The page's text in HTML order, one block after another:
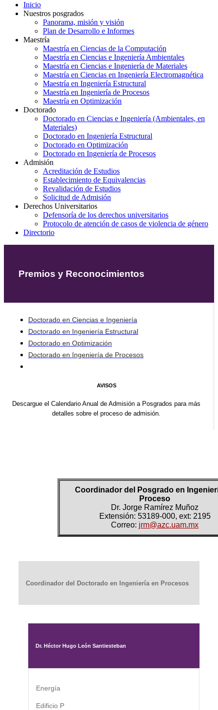
Inicio
Nuestros posgrados
Panorama, misión y visión
Plan de Desarrollo e Informes
Maestría
Maestría en Ciencias de la Computación
Maestría en Ciencias e Ingeniería Ambientales
Maestría en Ciencias e Ingeniería de Materiales
Maestría en Ciencias en Ingeniería Electromagnética
Maestría en Ingeniería Estructural
Maestría en Ingeniería de Procesos
Maestría en Optimización
Doctorado
Doctorado en Ciencias e Ingeniería (Ambientales, en
Materiales)
Doctorado en Ingeniería Estructural
Doctorado en Optimización
Doctorado en Ingeniería de Procesos
Admisión
Acreditación de Estudios
Establecimiento de Equivalencias
Revalidación de Estudios
Solicitud de Admisión
Derechos Universitarios
Defensoría de los derechos universitarios
Protocolo de atención de casos de violencia de género
Directorio
Premios y Reconocimientos
Doctorado en Ciencias e Ingeniería
Doctorado en Ingeniería Estructural
Doctorado en Optimización
Doctorado en Ingeniería de Procesos
AVISOS
Descargue el Calendario Anual de Admisión a Posgrados para más
detalles sobre el proceso de admisión.
Coordinador del Posgrado en
Proceso
Dr. Jorge Ramírez Muñoz
Extensión: 53189-000, ext: 2195
Correo: jrm@azc.uam.mx
Coordinador del Doctorado en Ingeniería en Procesos
Dr. Héctor Hugo León Santiesteban
Energía
Edificio P